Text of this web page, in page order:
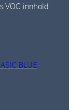
VOC-innhold
BLUE